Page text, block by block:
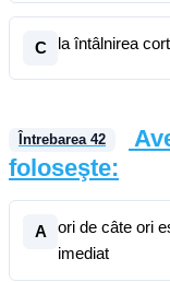
C la întâlnirea
Întrebarea 42
foloseşte:
A
ori de câte ori
imediat